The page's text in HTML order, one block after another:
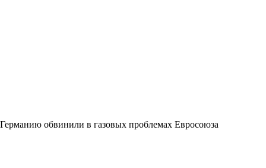
Германию обвинили в газовых проблемах Евросоюза